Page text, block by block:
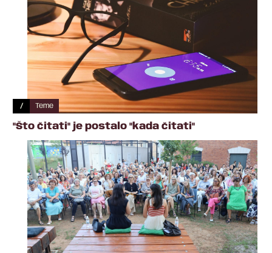
/ Teme
"Što čitati" je postalo "kada čitati"